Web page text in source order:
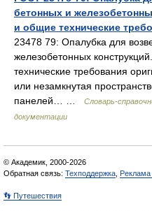
бетонных и
и общие технические
23478 79: Опалубка для
железобетонных
технические требования
или незамкнутая
панелей… …
Словарь-
документации
© Академик, 2000-2026
Обратная связь: Техподдержка Реклама
👣 Путешествия